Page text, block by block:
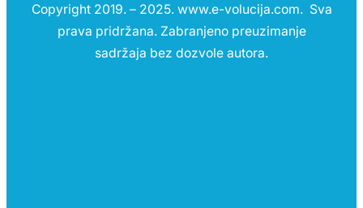
Copyright 2019. – 2025. www.e-volucija.com. Sva
prava pridržana. Zabranjeno preuzimanje
sadržaja bez dozvole autora.